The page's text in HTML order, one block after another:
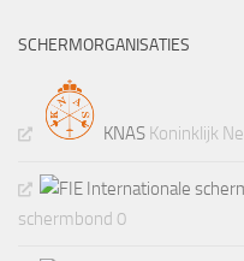
SCHERMORGANISATIES
KNAS Koninklijk
schermbond 0